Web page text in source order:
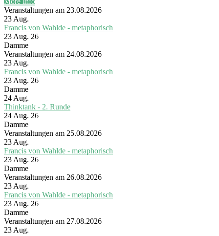
Veranstaltungen am 23.08.2026
23Aug.
Francis von Wahlde - metaphorisch
23 Aug. 26
Damme
Veranstaltungen am 24.08.2026
23Aug.
Francis von Wahlde - metaphorisch
23 Aug. 26
Damme
24Aug.
Thinktank - 2. Runde
24 Aug. 26
Damme
Veranstaltungen am 25.08.2026
23Aug.
Francis von Wahlde - metaphorisch
23 Aug. 26
Damme
Veranstaltungen am 26.08.2026
23Aug.
Francis von Wahlde - metaphorisch
23 Aug. 26
Damme
Veranstaltungen am 27.08.2026
23Aug.